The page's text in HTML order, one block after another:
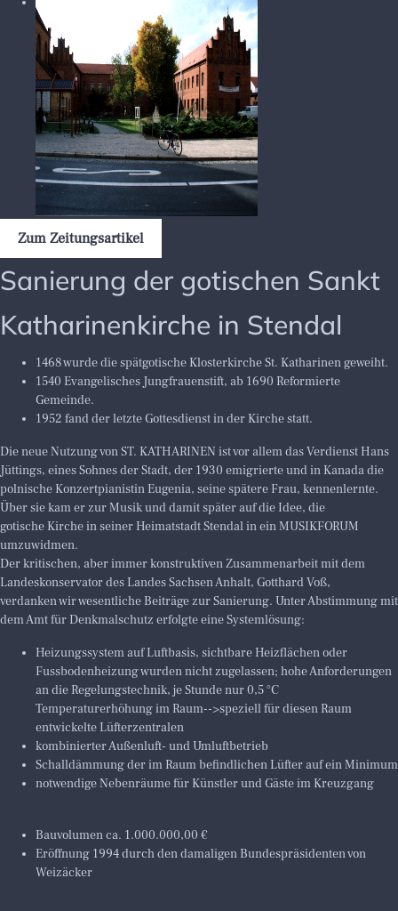
Zum Zeitungsartikel
Sanierung der gotischen Sankt
Katharinenkirche in Stendal
1468 wurde die spätgotische Klosterkirche St. Katharinen geweiht.
1540 Evangelisches Jungfrauenstift, ab 1690 Reformierte
Gemeinde.
1952 fand der letzte Gottesdienst in der Kirche statt.
Die neue Nutzung von ST. KATHARINEN ist vor allem das Verdienst Hans
Jüttings, eines Sohnes der Stadt, der 1930 emigrierte und in Kanada die
polnische Konzertpianistin Eugenia, seine spätere Frau, kennenlernte.
Über sie kam er zur Musik und damit später auf die Idee, die
gotische Kirche in seiner Heimatstadt Stendal in ein MUSIKFORUM
umzuwidmen.
Der kritischen, aber immer konstruktiven Zusammenarbeit mit dem
Landeskonservator des Landes Sachsen Anhalt, Gotthard Voß,
verdanken wir wesentliche Beiträge zur Sanierung. Unter Abstimmung mit
dem Amt für Denkmalschutz erfolgte eine Systemlösung:
Heizungssystem auf Luftbasis, sichtbare Heizflächen oder
Fussbodenheizung wurden nicht zugelassen; hohe Anforderungen
an die Regelungstechnik, je Stunde nur 0,5 °C
Temperaturerhöhung im Raum-->speziell für diesen Raum
entwickelte Lüfterzentralen
kombinierter Außenluft- und Umluftbetrieb
Schalldämmung der im Raum befindlichen Lüfter auf ein Minimum
notwendige Nebenräume für Künstler und Gäste im Kreuzgang
Bauvolumen ca. 1.000.000,00 €
Eröffnung 1994 durch den damaligen Bundespräsidenten von
Weizäcker